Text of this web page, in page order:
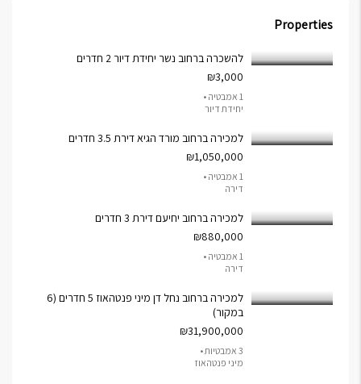
Properties
להשכרה ברחוב נשר יחידת דיור 2 חדרים
₪3,000
1 אמבטיה •
יחידת דיור
למכירה ברחוב מורד הגיא דירת 3.5 חדרים
₪1,050,000
1 אמבטיה •
דירה
למכירה ברחוב יחיעם דירת 3 חדרים
₪880,000
1 אמבטיה •
דירה
למכירה ברחוב נחל דן מיני פנטהאוז 5 חדרים (6
במקור)
₪31,900,000
3 אמבטיות •
מיני פנטהאוז